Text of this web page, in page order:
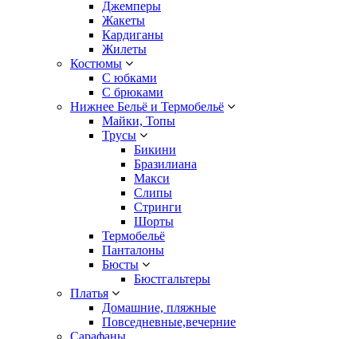
Джемперы
Жакеты
Кардиганы
Жилеты
Костюмы
С юбками
С брюками
Нижнее Бельё и Термобельё
Майки, Топы
Трусы
Бикини
Бразилиана
Макси
Слипы
Стринги
Шорты
Термобельё
Панталоны
Бюсты
Бюстгальтеры
Платья
Домашние, пляжные
Повседневные,вечерние
Сарафаны